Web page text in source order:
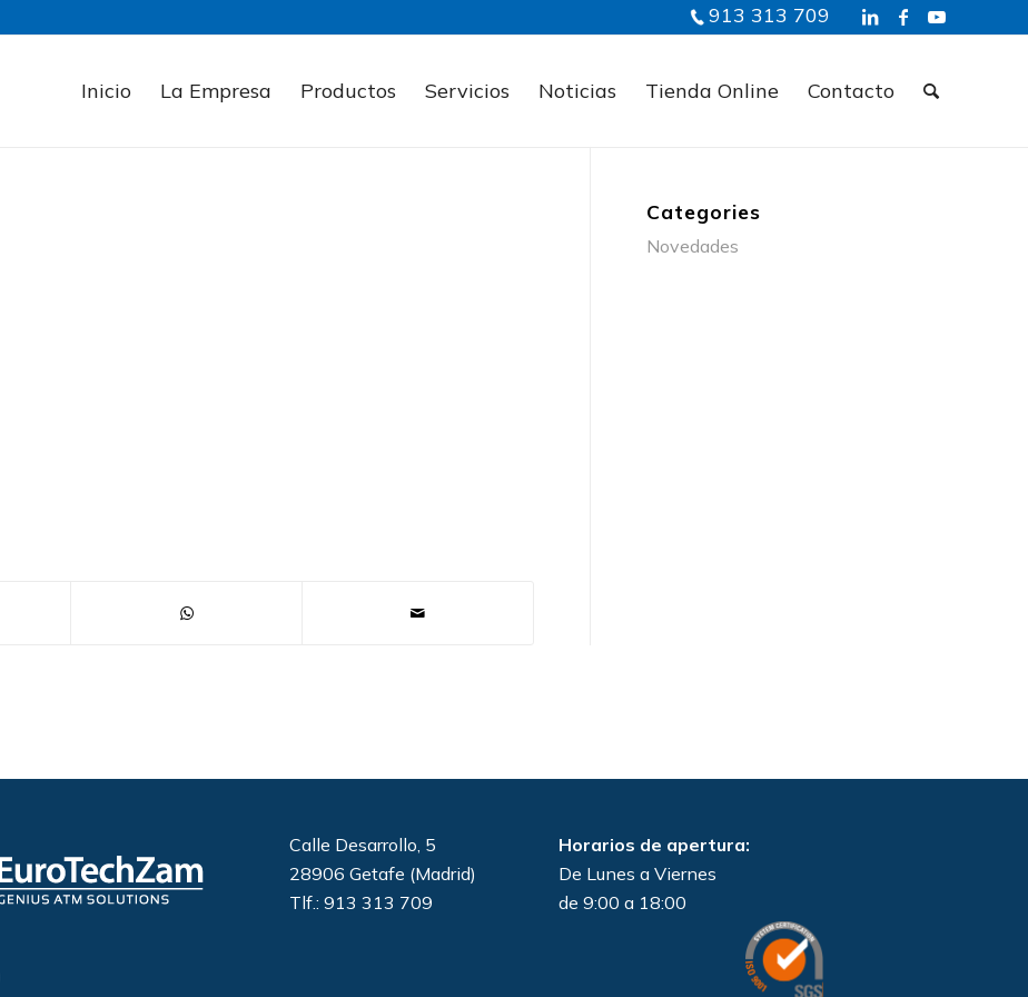
913 313 709
Inicio La Empresa Productos Servicios Noticias Tienda Online Contacto
Categories
Novedades
Calle Desarrollo, 5
28906 Getafe (Madrid)
Tlf.: 913 313 709
Horarios de apertura:
De Lunes a Viernes
de 9:00 a 18:00